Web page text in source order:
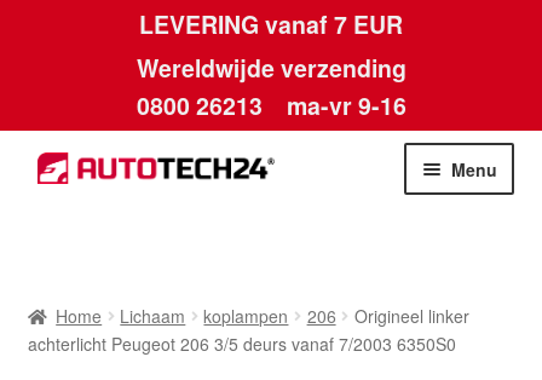
LEVERING vanaf 7 EUR
Wereldwijde verzending
0800 26213 ma-vr 9-16
Skip
to
Skip
to
Menu
Home Lichaam koplampen 206
Origineel linker
achterlicht Peugeot 206 3/5 deurs vanaf 7/2003 6350S0